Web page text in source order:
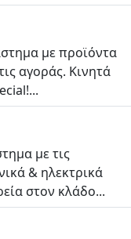
με προϊόντα
αγοράς. Κινητά
με τις
& ηλεκτρικά
στον κλάδο...